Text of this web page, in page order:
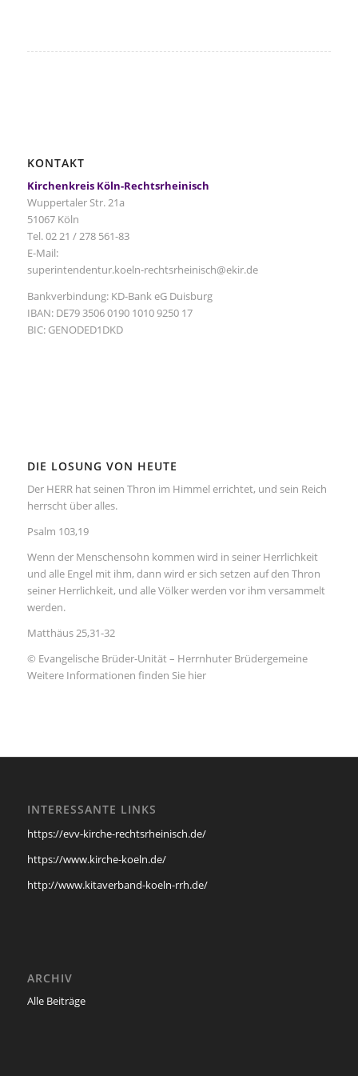
KONTAKT
Kirchenkreis Köln-Rechtsrheinisch
Wuppertaler Str. 21a
51067 Köln
Tel. 02 21 / 278 561-83
E-Mail:
superintendentur.koeln-rechtsrheinisch@ekir.de
Bankverbindung: KD-Bank eG Duisburg
IBAN: DE79 3506 0190 1010 9250 17
BIC: GENODED1DKD
DIE LOSUNG VON HEUTE
Der HERR hat seinen Thron im Himmel errichtet, und sein Reich
herrscht über alles.
Psalm 103,19
Wenn der Menschensohn kommen wird in seiner Herrlichkeit
und alle Engel mit ihm, dann wird er sich setzen auf den Thron
seiner Herrlichkeit, und alle Völker werden vor ihm versammelt
werden.
Matthäus 25,31-32
© Evangelische Brüder-Unität – Herrnhuter Brüdergemeine
Weitere Informationen finden Sie hier
INTERESSANTE LINKS
https://evv-kirche-rechtsrheinisch.de/
https://www.kirche-koeln.de/
http://www.kitaverband-koeln-rrh.de/
ARCHIV
Alle Beiträge